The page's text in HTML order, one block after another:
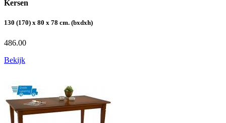
Kersen
130 (170) x 80 x 78 cm. (bxdxh)
486.00
Bekijk